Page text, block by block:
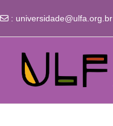
: universidade@ulfa.org.br